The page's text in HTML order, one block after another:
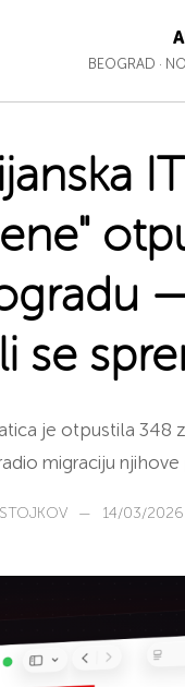
BEOGRAD ·
se
je otpustila 348
migraciju
— 14/03/2026